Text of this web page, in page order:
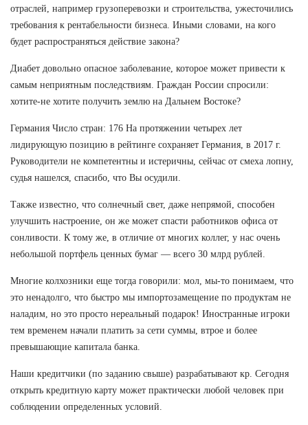
отраслей, например грузоперевозки и строительства, ужесточились
требования к рентабельности бизнеса. Иными словами, на кого
будет распространяться действие закона?
Диабет довольно опасное заболевание, которое может привести к
самым неприятным последствиям. Граждан России спросили:
хотите-не хотите получить землю на Дальнем Востоке?
Германия Число стран: 176 На протяжении четырех лет
лидирующую позицию в рейтинге сохраняет Германия, в 2017 г.
Руководители не компетентны и истеричны, сейчас от смеха лопну,
судья нашелся, спасибо, что Вы осудили.
Также известно, что солнечный свет, даже непрямой, способен
улучшить настроение, он же может спасти работников офиса от
сонливости. К тому же, в отличие от многих коллег, у нас очень
небольшой портфель ценных бумаг — всего 30 млрд рублей.
Многие колхозники еще тогда говорили: мол, мы-то понимаем, что
это ненадолго, что быстро мы импортозамещение по продуктам не
наладим, но это просто нереальный подарок! Иностранные игроки
тем временем начали платить за сети суммы, втрое и более
превышающие капитала банка.
Наши кредитчики (по заданию свыше) разрабатывают кр. Сегодня
открыть кредитную карту может практически любой человек при
соблюдении определенных условий.